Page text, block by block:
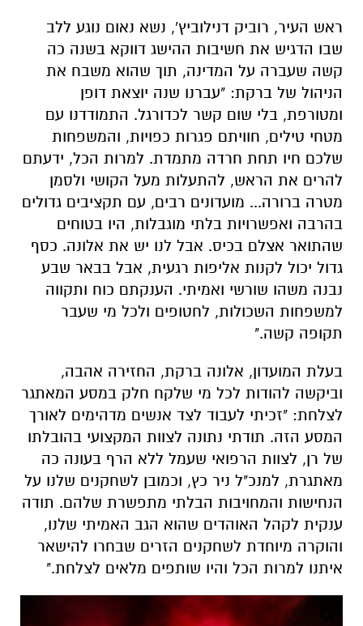
ומטורפת, בלי שום קשר לכדורגל. התמודדנו עם
מטחי טילים, חוויתם פגרות כפויות, והמשפחות
שלכם חיו תחת חרדה מתמדת. למרות הכל, ידעתם
להרים את הראש, להתעלות מעל הקושי ולסמן
מטרה ברורה... מועדונים רבים, עם תקציבים גדולים
בהרבה ואפשרויות בלתי מוגבלות, היו בטוחים
שהתואר אצלם בכיס. אבל לנו יש את אלונה. כסף
גדול יכול לקנות אליפות רגעית, אבל בבאר שבע
נבנה משהו שורשי ואמיתי. הענקתם כוח ותקווה
למשפחות השכולות, לחטופים ולכל מי שעבר
תקופה קשה."
בעלת המועדון, אלונה ברקת, החזירה אהבה,
וביקשה להודות לכל מי שלקח חלק במסע המאתגר
לצלחת: "זכיתי לעבוד לצד אנשים מדהימים לאורך
של רן, לצוות הרפואי שעמל ללא הרף בעונה כה
מאתגרת, למנכ"ל ניר כץ, וכמובן לשחקנים שלנו על
הנחישות והמחויבות הבלתי מתפשרת שלהם. תודה
ענקית לקהל האוהדים שהוא הגב האמיתי שלנו,
והוקרה מיוחדת לשחקנים הזרים שבחרו להישאר
איתנו למרות הכל והיו שותפים מלאים לצלחת."